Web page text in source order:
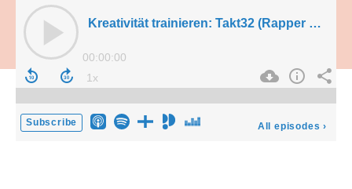
Kreativität trainieren: Takt32 (Rapper & Songwriter) im Interview über das Musikbusiness
00:00:00
Subscribe All episodes ›